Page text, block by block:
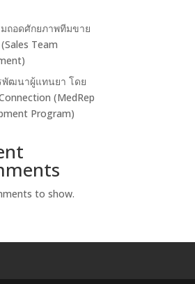
ถอดศักยภาพทีมขาย
Team
ฒนาผู้แทนยา โดย
(MedRep
Program)
to show.